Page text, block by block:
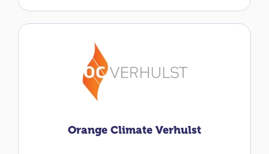
Orange Climate Verhulst